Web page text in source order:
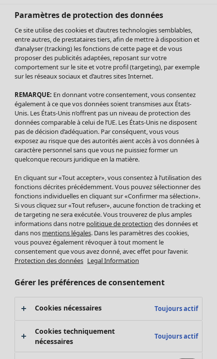
Soldes Vêtements
Tous les vêtements
Robes
Tuniques
Blouses
Tops
Gilets
Pantalon
Jupes
Leggings et collants
Accessoires
Chaussures
Vêtements de bain
Basics
Soldes Mobilier
Bonnes affaires déco
Décoration
Textiles
Tapis
Éponge
Paramètres de protection des données
Ce site utilise des cookies et d’autres technologies semblables,
entre autres, de prestataires tiers, afin de mettre à disposition et
d’analyser (tracking) les fonctions de cette page et de vous
proposer des publicités adaptées, reposant sur votre
comportement sur le site et votre profil (targeting), par exemple
sur les réseaux sociaux et d’autres sites Internet.
REMARQUE: En donnant votre consentement, vous consentez
également à ce que vos données soient transmises aux États-
Unis. Les États-Unis n’offrent pas un niveau de protection des
données comparable à celui de l’UE. Les États-Unis ne disposent
pas de décision d’adéquation. Par conséquent, vous vous
exposez au risque que des autorités aient accès à vos données à
caractère personnel sans que vous ne puissiez former un
quelconque recours juridique en la matière.
En cliquant sur «Tout accepter», vous consentez à l’utilisation des
fonctions décrites précédemment. Vous pouvez sélectionner des
fonctions individuelles en cliquant sur «Confirmer ma sélection».
Si vous cliquez sur «Tout refuser», aucune fonction de tracking et
de targeting ne sera exécutée. Vous trouverez de plus amples
informations dans notre politique de protection des données et
dans nos mentions légales. Dans les paramètres des cookies,
vous pouvez également révoquer à tout moment le
consentement que vous avez donné, avec effet pour l’avenir.
Protection des données Legal Information
Gérer les préférences de consentement
Cookies nécessaires Toujours actif
Cookies techniquement
nécessaires
Toujours actif